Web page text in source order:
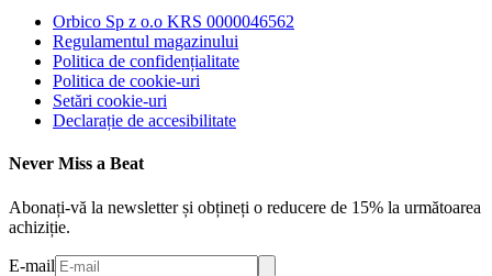
Orbico Sp z o.o KRS 0000046562
Regulamentul magazinului
Politica de confidențialitate
Politica de cookie-uri
Setări cookie-uri
Declarație de accesibilitate
Never Miss a Beat
Abonați-vă la newsletter și obțineți o reducere de 15% la următoarea
achiziție.
E-mail